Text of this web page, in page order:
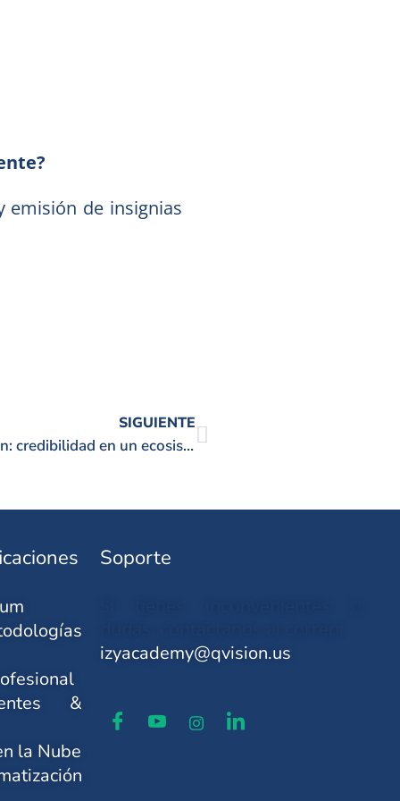
emisión de insignias
SIGUIENTE
La importancia de certificarse en Blockchain: credibilidad en un ecosistema descentralizado
&
la Nube
Soporte
izyacademy@qvision.us